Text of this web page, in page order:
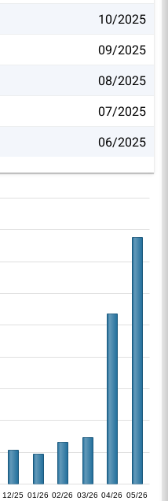
10/2025
09/2025
08/2025
07/2025
06/2025
12/25 01/26 02/26 03/26 04/26 05/26